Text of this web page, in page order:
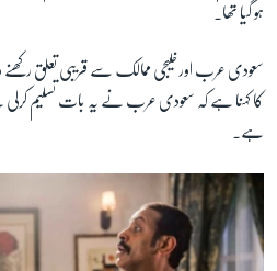
ہو گیا تھا۔
سعودی عرب اورخلیجی ممالک سے قریبی تعلق رکھنے
کا کہنا ہے کہ سعودی عرب نے یہ بات تسلیم کرلی
ہے۔